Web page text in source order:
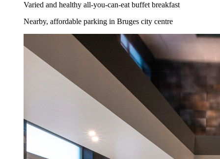
Varied and healthy all-you-can-eat buffet breakfast
Nearby, affordable parking in Bruges city centre